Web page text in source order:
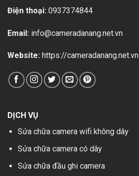
Điện thoại: 0937374844
Email: info@cameradanang.net.vn
Website: https://cameradanang.net.vn
DỊCH VỤ
Sửa chữa camera wifi không dây
Sửa chữa camera có dây
Sửa chữa đầu ghi camera